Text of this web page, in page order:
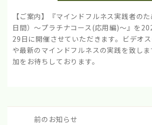
【ご案内】『マインドフルネス実践者の
日間）～プラチナコース(応用編)～』を
29日に開催させていただきます。ビデオ
や最新のマインドフルネスの実践を致し
加をお待ちしております。
前のお知らせ